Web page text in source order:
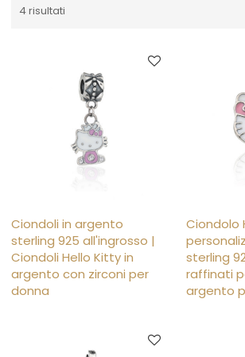
4 risultati
Ciondoli in argento
sterling 925 all'ingrosso |
Ciondoli Hello Kitty in
argento con zirconi per
donna
Ciondolo
sterling
raffinati
argento